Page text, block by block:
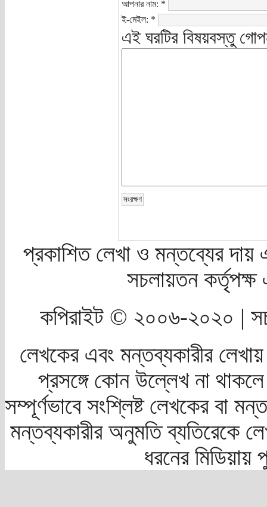
আপনার নাম: *
ই-মেইল: *
এই ঘরটির বিষয়বস্তু
প্রকাশিত লেখা ও মন্তব্যের দায়
সচলায়তন
কপিরাইট © ২০০৬-২০২০ |
লেখকের এবং মন্তব্যকারীর
প্রসঙ্গে কোন উল্লেখ না
সম্পূর্ণভাবে সংশ্লিষ্ট লেখকের বা
মন্তব্যকারীর অনুমতি ব্যতিরেকে
ধরনের মিডিয়ায়